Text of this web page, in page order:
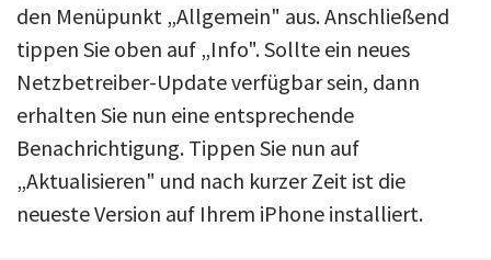
den Menüpunkt „Allgemein" aus. Anschließend
tippen Sie oben auf „Info". Sollte ein neues
Netzbetreiber-Update verfügbar sein, dann
erhalten Sie nun eine entsprechende
Benachrichtigung. Tippen Sie nun auf
„Aktualisieren" und nach kurzer Zeit ist die
neueste Version auf Ihrem iPhone installiert.